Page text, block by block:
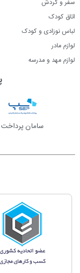
سفر و گردش
اتاق کودک
لباس نوزادی و کودک
لوازم مادر
لوازم مهد و مدرسه
سامان پرداخت